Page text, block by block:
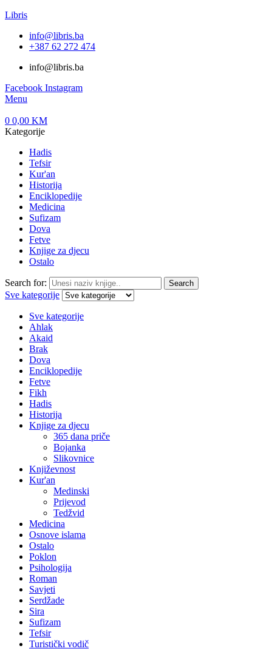
Libris
info@libris.ba
+387 62 272 474​
info@libris.ba
Facebook Instagram
Menu
0 0,00 KM
Kategorije
Hadis
Tefsir
Kur'an
Historija
Enciklopedije
Medicina
Sufizam
Dova
Fetve
Knjige za djecu
Ostalo
Search for: Search
Sve kategorije
Sve kategorije
Ahlak
Akaid
Brak
Dova
Enciklopedije
Fetve
Fikh
Hadis
Historija
Knjige za djecu
365 dana priče
Bojanka
Slikovnice
Književnost
Kur'an
Medinski
Prijevod
Tedžvid
Medicina
Osnove islama
Ostalo
Poklon
Psihologija
Roman
Savjeti
Serdžade
Sira
Sufizam
Tefsir
Turistički vodič